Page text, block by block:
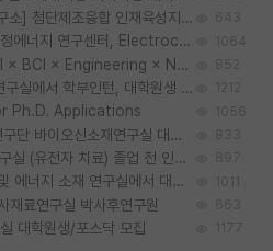
[부산대학교 에너지융합기술연구소] 첨단제조융합 인재육성지원 박사후연구원 채용 (이진홍 교수님 연구실) 643
한국과학기술연구원 (KIST), 청정에너지 연구센터, Electrochemical Materials and Devices (Emd) Lab에서 학생을 모집합니다. (연,고대) 1064
GIST 신경생물지능 연구실 | AI × BCI × Engineering × Neuroscience 이노코어 Post-doc 모집 852
[고려대학교] 차새대태양전지 연구실에서 학부인턴, 대학원생 및 Post.Doc.을 모집합니다. 1212
Ph.D. Applications 1056
한국세라믹기술원 바이오융합연구단 바이오신소재연구실 대학원생/학부인턴 모집 833
가톨릭의대 스마트 생체재료 연구실 (유전자 치료) 졸업 전 인턴 및 대학원생 모집 897
[성균관대학교] 전기화학 계면 및 에너지 소재 연구실에서 대학원생을 모집합니다. 1011
재료연구실 박사후연구원 663
대학원생/포스닥 모집 1177